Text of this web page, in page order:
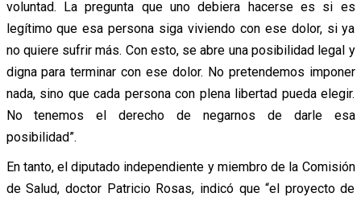
voluntad. La pregunta que uno debiera hacerse es si es
legítimo que esa persona siga viviendo con ese dolor, si ya
no quiere sufrir más. Con esto, se abre una posibilidad legal y
digna para terminar con ese dolor. No pretendemos imponer
nada, sino que cada persona con plena libertad pueda elegir.
No tenemos el derecho de negarnos de darle esa
posibilidad”.
En tanto, el diputado independiente y miembro de la Comisión
de Salud, doctor Patricio Rosas, indicó que “el proyecto de